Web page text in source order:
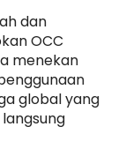
dan
OCC
menekan
global yang